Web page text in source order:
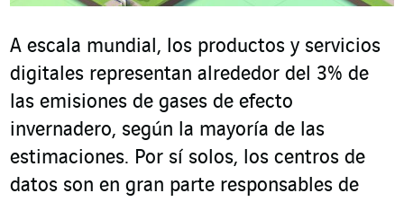
A escala mundial, los productos y servicios
digitales representan alrededor del 3% de
las emisiones de gases de efecto
invernadero, según la mayoría de las
estimaciones. Por sí solos, los centros de
datos son en gran parte responsables de